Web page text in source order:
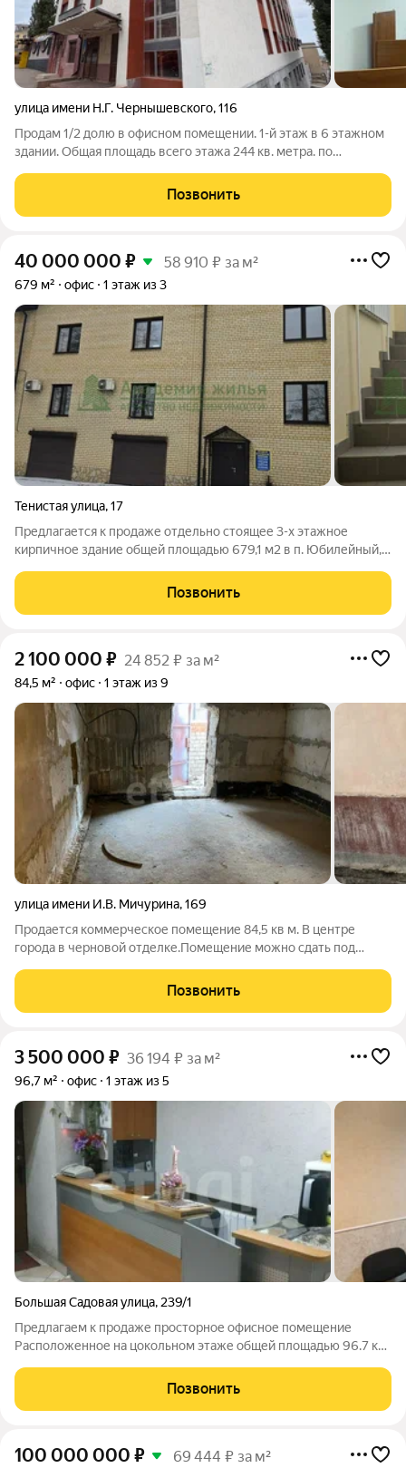
улица имени Н.Г. Чернышевского,116
Продам 1/2 долю в офисном помещении. 1-й этаж в 6 этажном
здании. Общая площадь всего этажа 244 кв. метра. по
включает в себя 5 кабинетов. По всем вопросам звоните по
номеру в объявлении. С
Позвонить
40 000 000 ₽ 58 910 ₽ за м²
679 м² офис 1 этаж из 3
Тенистая улица,17
Предлагается к продаже отдельно стоящее 3-х этажное
кирпичное здание общей площадью 679,1 м2 в п. Юбилейный,
собственности. Здание разделено на два самостоятельных
помещения с 3-мя этажами
Позвонить
2 100 000 ₽ 24 852 ₽ за м²
84,5 м² офис 1 этаж из 9
улица имени И.В. Мичурина,169
Продается коммерческое помещение 84,5 кв м. В центре
города в черновой отделке.Помещение можно сдать под
доме.Водоотведение и водоснабжение
центральные.Расположение помещения в жилом массиве
Позвонить
3 500 000 ₽ 36 194 ₽ за м²
96,7 м² офис 1 этаж из 5
Большая Садовая улица, 239/1
Предлагаем к продаже просторное офисное помещение
Расположенное на цокольном этаже общей площадью 96.7 кв.
вложение в бизнес часы-сутки. Видео-наблюдение: 1 камера
на улице, две камеры внутри. 4
Позвонить
100 000 000 ₽ 69 444 ₽ за м²